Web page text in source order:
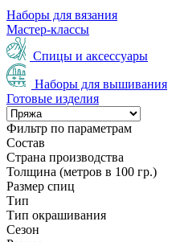
Наборы для вязания
Мастер-классы
Спицы и аксессуары
Наборы для вышивания
Готовые изделия
Фильтр по параметрам
Состав
Страна производства
Толщина (метров в 100 гр.)
Размер спиц
Тип
Тип окрашивания
Сезон